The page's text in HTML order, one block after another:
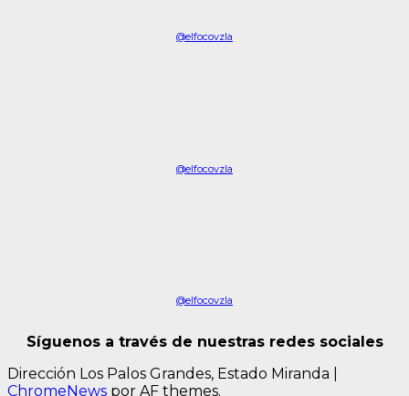
@elfocovzla
@elfocovzla
@elfocovzla
Síguenos a través de nuestras redes sociales
Dirección Los Palos Grandes, Estado Miranda
ChromeNews por AF themes.